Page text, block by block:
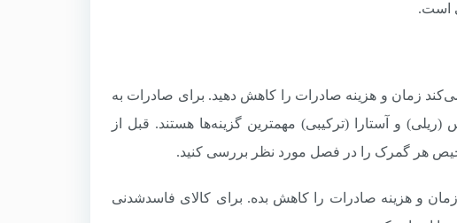
است.
زمان و هزینه صادرات را کاهش دهید. برای صادرات به
و آستارا (ترکیبی) مهمترین گزینه‌ها هستند. قبل از
هر گمرک را در فصل مورد نظر بررسی کنید.
و هزینه صادرات را کاهش بده. برای کالای فاسدشدنی